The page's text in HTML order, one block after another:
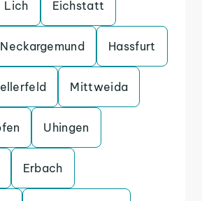
Lich Eichstatt
Neckargemund Hassfurt
Mittweida
Uhingen
Erbach